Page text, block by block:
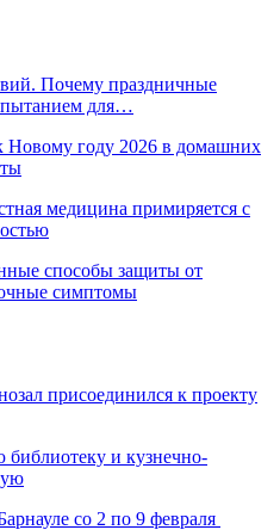
Почему праздничные
для…
Новому году 2026 в домашних
медицина примиряется с
способы защиты от
симптомы
присоединился к проекту
библиотеку и кузнечно-
со 2 по 9 февраля